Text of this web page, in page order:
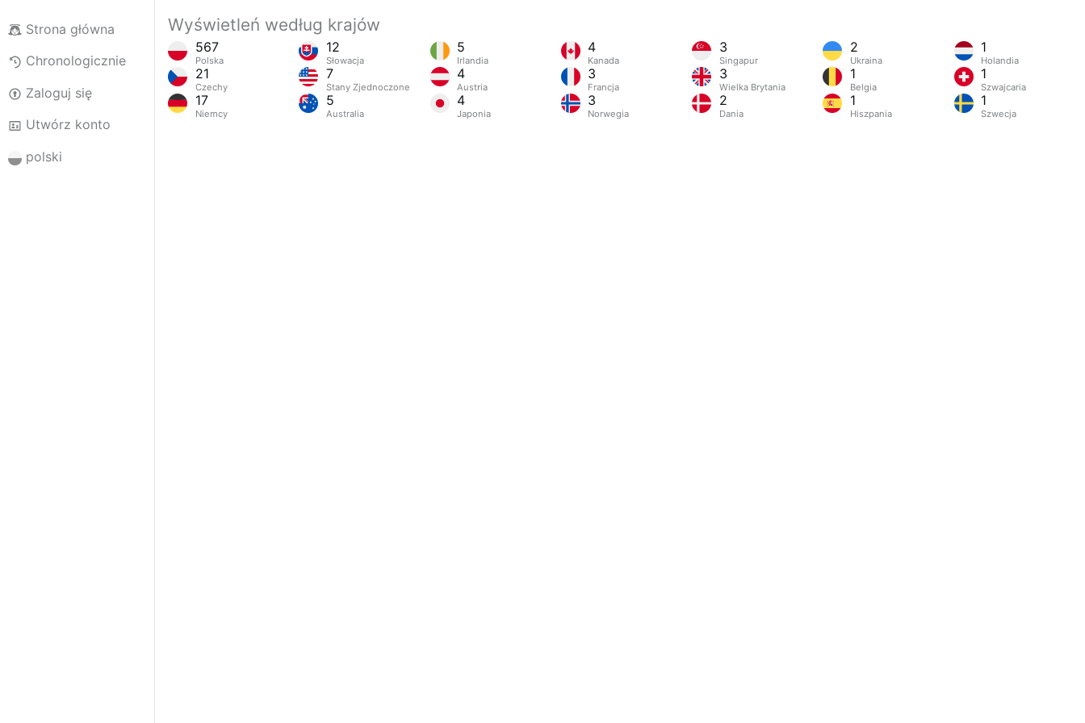
Strona główna
Chronologicznie
Zaloguj się
Utwórz konto
polski
Wyświetleń według krajów
567
Polska
21
Czechy
17
Niemcy
12
Słowacja
7
Stany Zjednoczone
5
Australia
5
Irlandia
4
Austria
4
Japonia
4
Kanada
3
Francja
3
Norwegia
3
Singapur
3
Wielka Brytania
2
Dania
2
Ukraina
1
Belgia
1
Hiszpania
1
Holandia
1
Szwajcaria
1
Szwecja